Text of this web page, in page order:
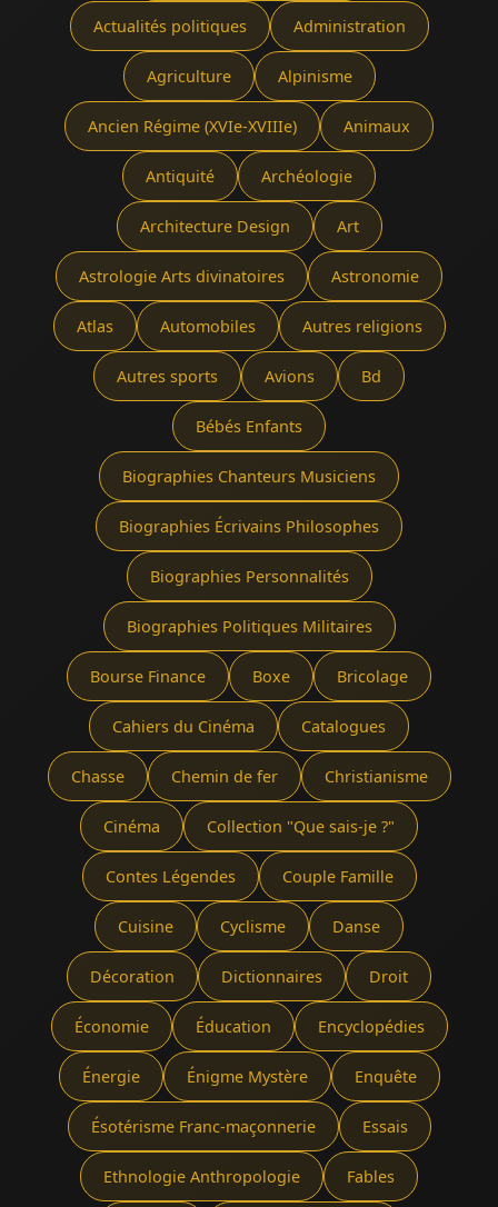
Actualités politiques Administration
Agriculture Alpinisme
Ancien Régime (XVIe-XVIIIe) Animaux
Antiquité Archéologie
Architecture Design Art
Astrologie Arts divinatoires Astronomie
Atlas Automobiles Autres religions
Autres sports Avions Bd
Bébés Enfants
Biographies Chanteurs Musiciens
Biographies Écrivains Philosophes
Biographies Personnalités
Biographies Politiques Militaires
Bourse Finance Boxe Bricolage
Cahiers du Cinéma Catalogues
Chasse Chemin de fer Christianisme
Cinéma Collection "Que sais-je ?"
Contes Légendes Couple Famille
Cuisine Cyclisme Danse
Décoration Dictionnaires Droit
Économie Éducation Encyclopédies
Énergie Énigme Mystère Enquête
Ésotérisme Franc-maçonnerie Essais
Ethnologie Anthropologie Fables